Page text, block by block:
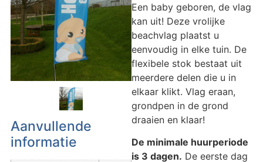
Aanvullende
informatie
Een baby geboren, de vlag
kan uit! Deze vrolijke
beachvlag plaatst u
eenvoudig in elke tuin. De
flexibele stok bestaat uit
meerdere delen die u in
elkaar klikt. Vlag eraan,
grondpen in de grond
draaien en klaar!
De minimale huurperiode
is 3 dagen. De eerste dag